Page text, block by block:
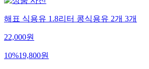
해표 식용유 1.8리터 콩식용유 2개 3개
22,000원
10%19,800원